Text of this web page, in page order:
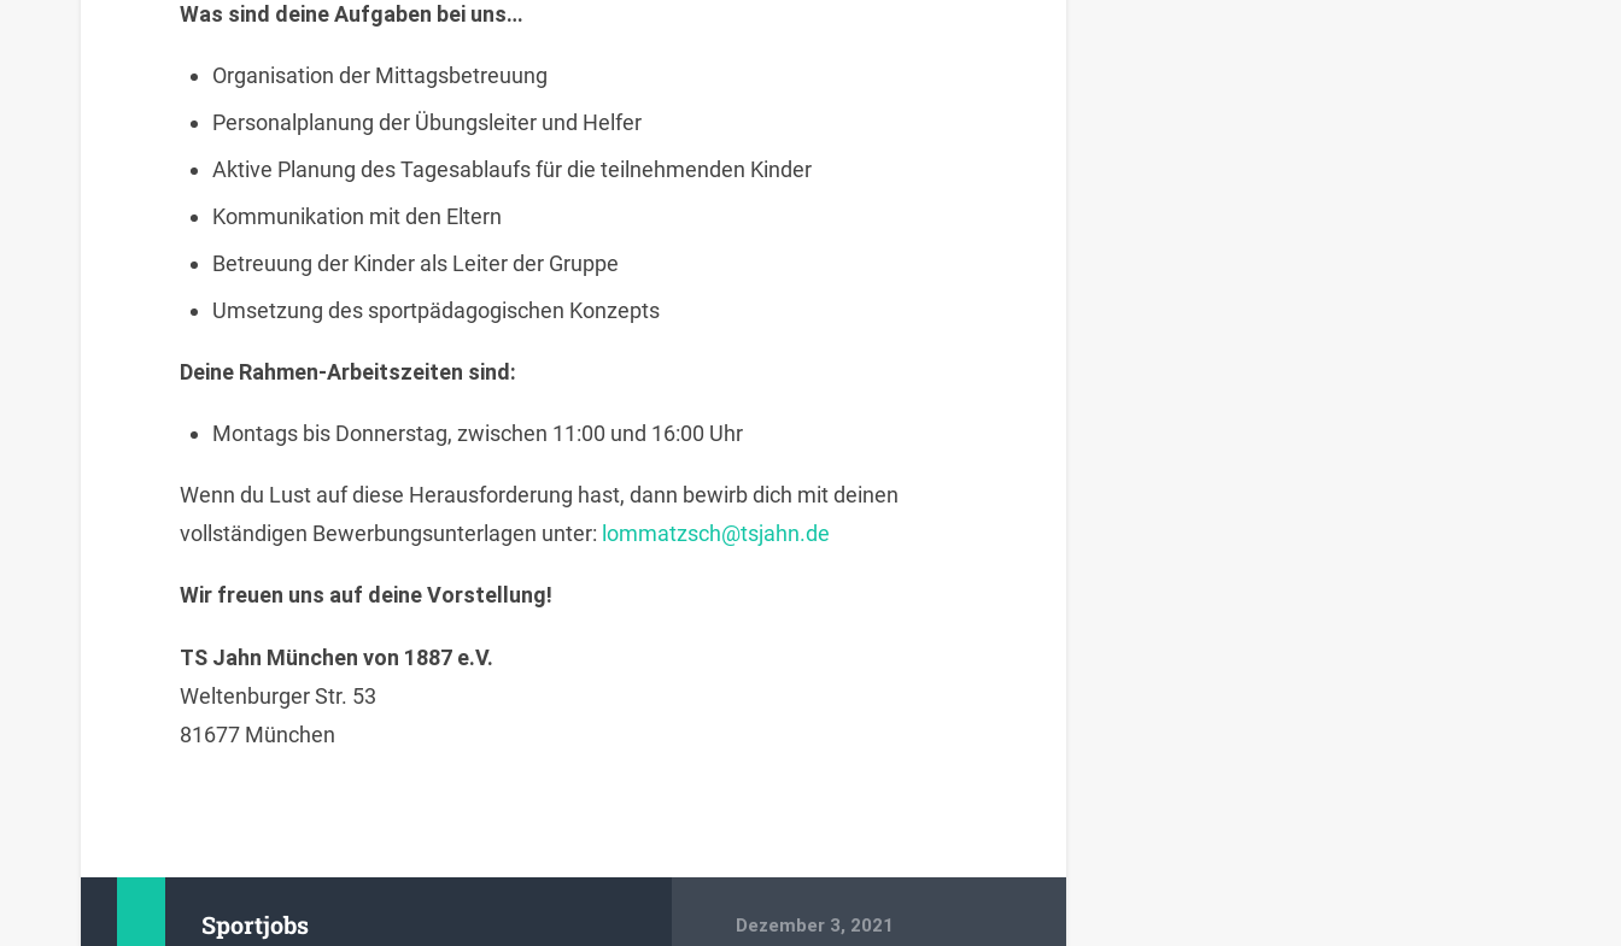
Was sind deine Aufgaben bei uns…
Organisation der Mittagsbetreuung
Personalplanung der Übungsleiter und Helfer
Aktive Planung des Tagesablaufs für die teilnehmenden Kinder
Kommunikation mit den Eltern
Betreuung der Kinder als Leiter der Gruppe
Umsetzung des sportpädagogischen Konzepts
Deine Rahmen-Arbeitszeiten sind:
Montags bis Donnerstag, zwischen 11:00 und 16:00 Uhr
Wenn du Lust auf diese Herausforderung hast, dann bewirb dich mit deinen
vollständigen Bewerbungsunterlagen unter: lommatzsch@tsjahn.de
Wir freuen uns auf deine Vorstellung!
TS Jahn München von 1887 e.V.
Weltenburger Str. 53
81677 München
Sportjobs
Dezember 3, 2021